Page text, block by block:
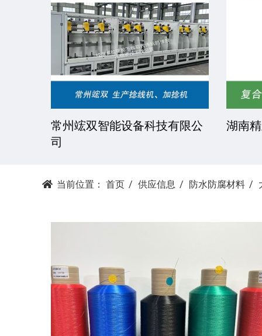
常州竤双智能设备科技有限公
司
湖南
当前位置： 首页 供应信息 防水防腐材料